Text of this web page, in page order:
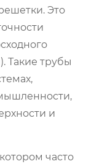
Это
Такие трубы
и
часто